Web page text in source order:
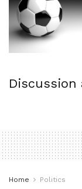
Home Politics